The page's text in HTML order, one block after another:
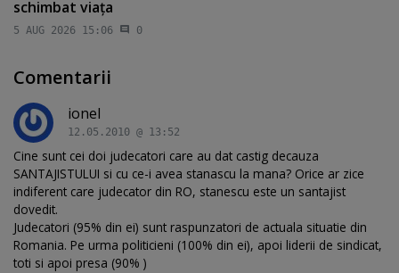
schimbat viaţa
5 AUG 2026 15:06 0
Comentarii
ionel
12.05.2010 @ 13:52
Cine sunt cei doi judecatori care au dat castig decauza
SANTAJISTULUI si cu ce-i avea stanascu la mana? Orice ar zice
indiferent care judecator din RO, stanescu este un santajist
dovedit.
Judecatori (95% din ei) sunt raspunzatori de actuala situatie din
Romania. Pe urma politicieni (100% din ei), apoi liderii de sindicat,
toti si apoi presa (90% )